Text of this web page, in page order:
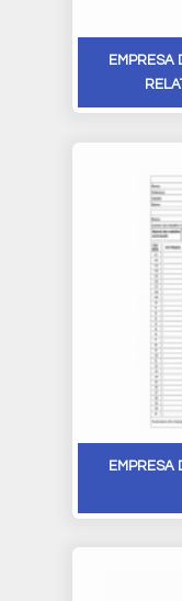
EMPRESA
EMPRESA